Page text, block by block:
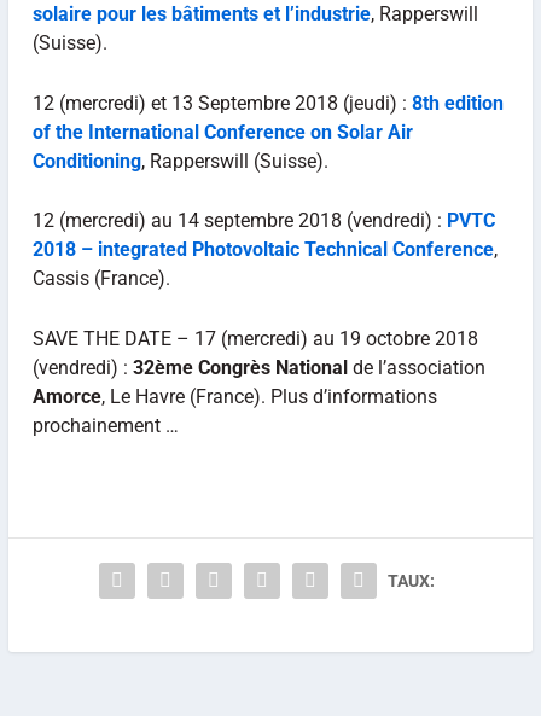
solaire pour les bâtiments et l’industrie, Rapperswill
(Suisse).
12 (mercredi) et 13 Septembre 2018 (jeudi) : 8th edition
of the International Conference on Solar Air
Conditioning, Rapperswill (Suisse).
12 (mercredi) au 14 septembre 2018 (vendredi) : PVTC
2018– integrated Photovoltaic Technical Conference,
Cassis (France).
SAVE THE DATE – 17 (mercredi) au 19 octobre 2018
(vendredi) : 32ème Congrès Nationalde l’association
Amorce, Le Havre (France). Plus d’informations
prochainement …
TAUX: